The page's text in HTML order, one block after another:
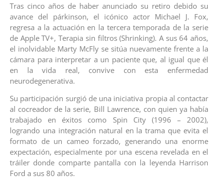
Tras cinco años de haber anunciado su retiro debido su
avance del párkinson, el icónico actor Michael J. Fox,
regresa a la actuación en la tercera temporada de la serie
de Apple TV+, Terapia sin filtros (Shrinking). A sus 64 años,
el inolvidable Marty McFly se sitúa nuevamente frente a la
cámara para interpretar a un paciente que, al igual que él
en la vida real, convive con esta enfermedad
neurodegenerativa.
Su participación surgió de una iniciativa propia al contactar
al cocreador de la serie, Bill Lawrence, con quien ya había
trabajado en éxitos como Spin City (1996 – 2002),
logrando una integración natural en la trama que evita el
formato de un cameo forzado, generando una enorme
expectación, especialmente por una escena revelada en el
tráiler donde comparte pantalla con la leyenda Harrison
Ford a sus 80 años.